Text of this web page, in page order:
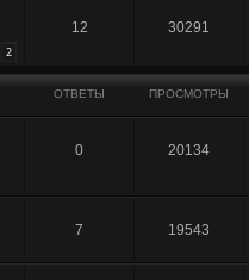
2
12 30291
ОТВЕТЫ ПРОСМОТРЫ
0 20134
7 19543